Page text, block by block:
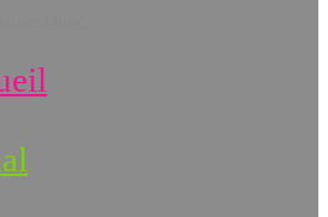
l’app!